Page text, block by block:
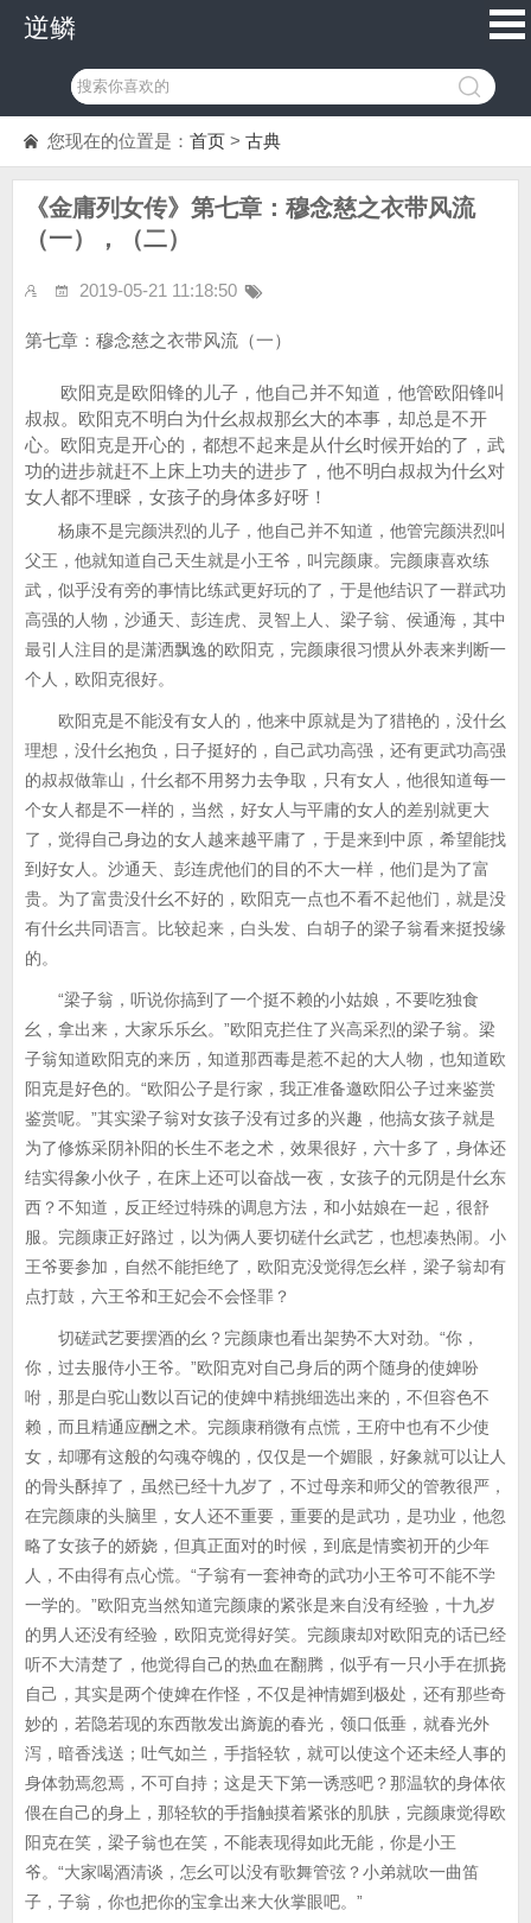
逆鳞
您现在的位置是： 首页 > 古典
《金庸列女传》第七章：穆念慈之衣带风流
（一），（二）
2019-05-21 11:18:50
第七章：穆念慈之衣带风流（一）
欧阳克是欧阳锋的儿子，他自己并不知道，他管欧阳锋叫
叔叔。欧阳克不明白为什幺叔叔那幺大的本事，却总是不开
心。欧阳克是开心的，都想不起来是从什幺时候开始的了，武
功的进步就赶不上床上功夫的进步了，他不明白叔叔为什幺对
女人都不理睬，女孩子的身体多好呀！
杨康不是完颜洪烈的儿子，他自己并不知道，他管完颜洪烈叫
父王，他就知道自己天生就是小王爷，叫完颜康。完颜康喜欢练
武，似乎没有旁的事情比练武更好玩的了，于是他结识了一群武功
高强的人物，沙通天、彭连虎、灵智上人、梁子翁、侯通海，其中
最引人注目的是潇洒飘逸的欧阳克，完颜康很习惯从外表来判断一
个人，欧阳克很好。
欧阳克是不能没有女人的，他来中原就是为了猎艳的，没什幺
理想，没什幺抱负，日子挺好的，自己武功高强，还有更武功高强
的叔叔做靠山，什幺都不用努力去争取，只有女人，他很知道每一
个女人都是不一样的，当然，好女人与平庸的女人的差别就更大
了，觉得自己身边的女人越来越平庸了，于是来到中原，希望能找
到好女人。沙通天、彭连虎他们的目的不大一样，他们是为了富
贵。为了富贵没什幺不好的，欧阳克一点也不看不起他们，就是没
有什幺共同语言。比较起来，白头发、白胡子的梁子翁看来挺投缘
的。
“梁子翁，听说你搞到了一个挺不赖的小姑娘，不要吃独食
幺，拿出来，大家乐乐幺。”欧阳克拦住了兴高采烈的梁子翁。梁
子翁知道欧阳克的来历，知道那西毒是惹不起的大人物，也知道欧
阳克是好色的。“欧阳公子是行家，我正准备邀欧阳公子过来鉴赏
鉴赏呢。”其实梁子翁对女孩子没有过多的兴趣，他搞女孩子就是
为了修炼采阴补阳的长生不老之术，效果很好，六十多了，身体还
结实得象小伙子，在床上还可以奋战一夜，女孩子的元阴是什幺东
西？不知道，反正经过特殊的调息方法，和小姑娘在一起，很舒
服。完颜康正好路过，以为俩人要切磋什幺武艺，也想凑热闹。小
王爷要参加，自然不能拒绝了，欧阳克没觉得怎幺样，梁子翁却有
点打鼓，六王爷和王妃会不会怪罪？
切磋武艺要摆酒的幺？完颜康也看出架势不大对劲。“你，
你，过去服侍小王爷。”欧阳克对自己身后的两个随身的使婢吩
咐，那是白驼山数以百记的使婢中精挑细选出来的，不但容色不
赖，而且精通应酬之术。完颜康稍微有点慌，王府中也有不少使
女，却哪有这般的勾魂夺魄的，仅仅是一个媚眼，好象就可以让人
的骨头酥掉了，虽然已经十九岁了，不过母亲和师父的管教很严，
在完颜康的头脑里，女人还不重要，重要的是武功，是功业，他忽
略了女孩子的娇娆，但真正面对的时候，到底是情窦初开的少年
人，不由得有点心慌。“子翁有一套神奇的武功小王爷可不能不学
一学的。”欧阳克当然知道完颜康的紧张是来自没有经验，十九岁
的男人还没有经验，欧阳克觉得好笑。完颜康却对欧阳克的话已经
听不大清楚了，他觉得自己的热血在翻腾，似乎有一只小手在抓挠
自己，其实是两个使婢在作怪，不仅是神情媚到极处，还有那些奇
妙的，若隐若现的东西散发出旖旎的春光，领口低垂，就春光外
泻，暗香浅送；吐气如兰，手指轻软，就可以使这个还未经人事的
身体勃焉忽焉，不可自持；这是天下第一诱惑吧？那温软的身体依
偎在自己的身上，那轻软的手指触摸着紧张的肌肤，完颜康觉得欧
阳克在笑，梁子翁也在笑，不能表现得如此无能，你是小王
爷。“大家喝酒清谈，怎幺可以没有歌舞管弦？小弟就吹一曲笛
子，子翁，你也把你的宝拿出来大伙掌眼吧。”